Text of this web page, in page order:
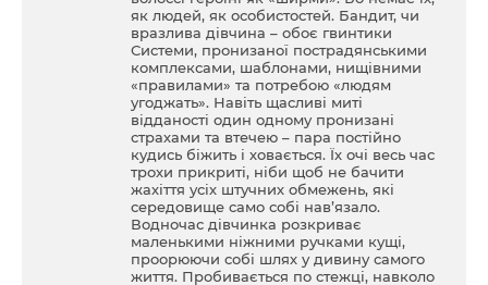
як людей, як особистостей. Бандит, чи
вразлива дівчина – обоє гвинтики
Системи, пронизаної пострадянськими
комплексами, шаблонами, нищівними
«правилами» та потребою «людям
угоджать». Навіть щасливі миті
відданості один одному пронизані
страхами та втечею – пара постійно
кудись біжить і ховається. Їх очі весь час
трохи прикриті, ніби щоб не бачити
жахіття усіх штучних обмежень, які
середовище само собі нав’язало.
Водночас дівчинка розкриває
маленькими ніжними ручками кущі,
проорюючи собі шлях у дивину самого
життя. Пробивається по стежці, навколо